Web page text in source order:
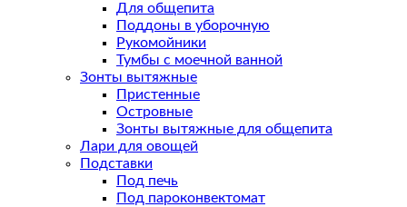
Для общепита
Поддоны в уборочную
Рукомойники
Тумбы с моечной ванной
Зонты вытяжные
Пристенные
Островные
Зонты вытяжные для общепита
Лари для овощей
Подставки
Под печь
Под пароконвектомат